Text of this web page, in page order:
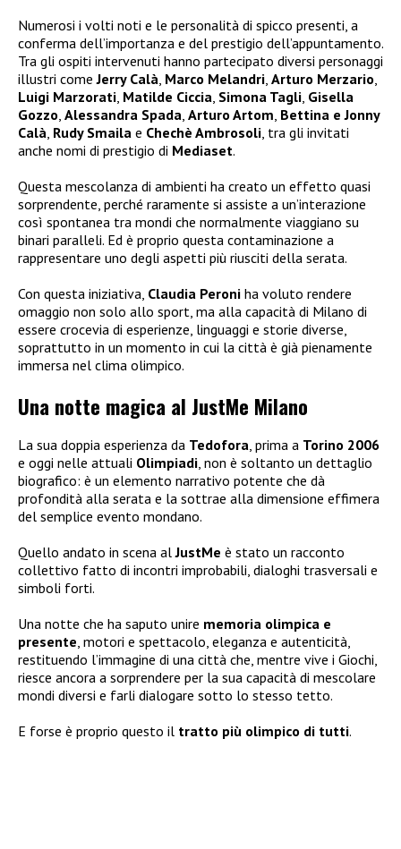
Numerosi i volti noti e le personalità di spicco presenti, a
conferma dell’importanza e del prestigio dell’appuntamento.
Tra gli ospiti intervenuti hanno partecipato diversi personaggi
illustri comeJerry Calà, Marco Melandri, Arturo Merzario,
Luigi Marzorati, Matilde Ciccia, Simona Tagli, Gisella
Gozzo, Alessandra Spada, Arturo Artom, Bettina e Jonny
Calà, Rudy Smaila e Chechè Ambrosoli, tra gli invitati
anche nomi di prestigio di Mediaset.
Questa mescolanza di ambienti ha creato un effetto quasi
sorprendente, perché raramente si assiste a un’interazione
così spontanea tra mondi che normalmente viaggiano su
binari paralleli. Ed è proprio questa contaminazione a
rappresentare uno degli aspetti più riusciti della serata.
Con questa iniziativa, Claudia Peroni ha voluto rendere
omaggio non solo allo sport, ma alla capacità di Milano di
essere crocevia di esperienze, linguaggi e storie diverse,
soprattutto in un momento in cui la città è già pienamente
immersa nel clima olimpico.
Una notte magica al JustMe Milano
La sua doppia esperienza da Tedofora , prima a Torino 2006
e oggi nelle attuali Olimpiadi , non è soltanto un dettaglio
biografico: è un elemento narrativo potente che dà
profondità alla serata e la sottrae alla dimensione effimera
del semplice evento mondano.
Quello andato in scena alJustMe è stato un racconto
collettivo fatto di incontri improbabili, dialoghi trasversali e
simboli forti.
Una notte che ha saputo unire memoria olimpica e
presente , motori e spettacolo, eleganza e autenticità,
restituendo l’immagine di una città che, mentre vive i Giochi,
riesce ancora a sorprendere per la sua capacità di mescolare
mondi diversi e farli dialogare sotto lo stesso tetto.
E forse è proprio questo il tratto più olimpico di tutti.